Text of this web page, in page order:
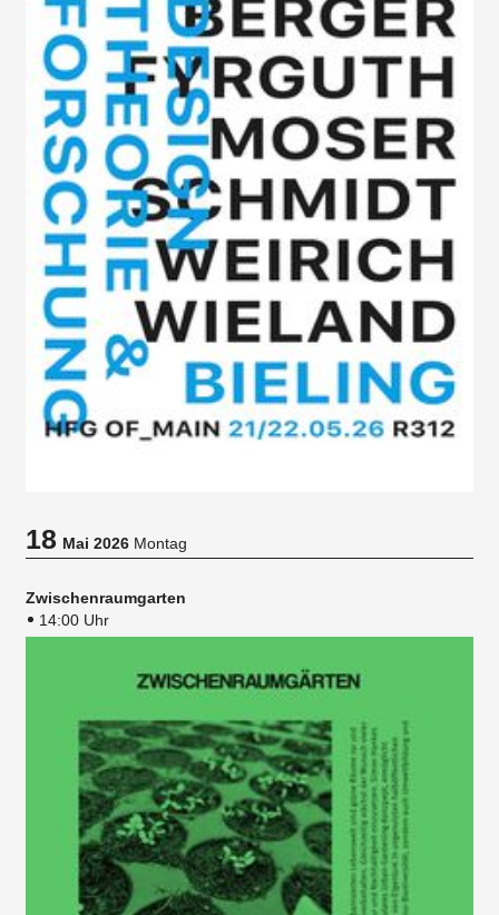
18Mai 2026 Montag
Zwischenraumgarten
14:00 Uhr